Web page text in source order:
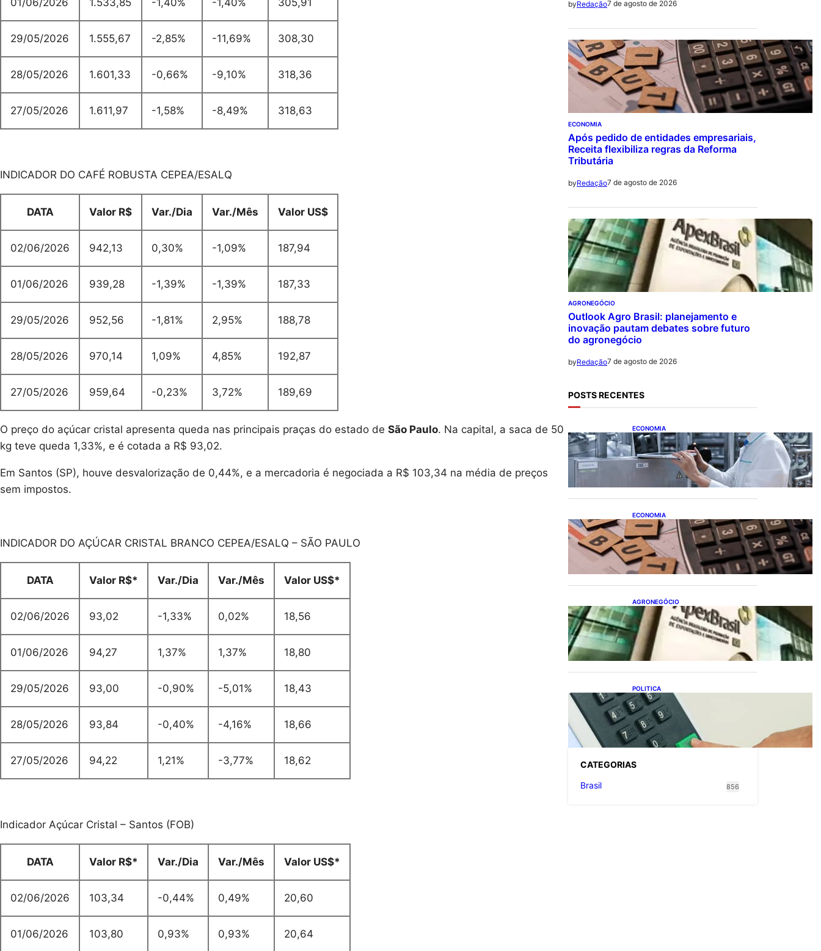
29/05/2026 1.555,67 -2,85% -11,69% 308,30
28/05/2026 1.601,33 -0,66% -9,10% 318,36
27/05/2026 1.611,97 -1,58% -8,49% 318,63
INDICADOR DO CAFÉ ROBUSTA CEPEA/ESALQ
DATA Valor R$ Var./Dia Var./Mês Valor US$
02/06/2026 942,13 0,30% -1,09% 187,94
01/06/2026 939,28 -1,39% -1,39% 187,33
29/05/2026 952,56 -1,81% 2,95% 188,78
28/05/2026 970,14 1,09% 4,85% 192,87
27/05/2026 959,64 -0,23% 3,72% 189,69
O preço do açúcar cristal apresenta queda nas principais praças do estado de São Paulo. Na capital, a saca de 50
kg teve queda 1,33%, e é cotada a R$ 93,02.
Em Santos (SP), houve desvalorização de 0,44%, e a mercadoria é negociada a R$ 103,34 na média de preços
sem impostos.
INDICADOR DO AÇÚCAR CRISTAL BRANCO CEPEA/ESALQ – SÃO PAULO
DATA Valor R$* Var./Dia Var./Mês Valor US$*
02/06/2026 93,02 -1,33% 0,02% 18,56
01/06/2026 94,27 1,37% 1,37% 18,80
29/05/2026 93,00 -0,90% -5,01% 18,43
28/05/2026 93,84 -0,40% -4,16% 18,66
27/05/2026 94,22 1,21% -3,77% 18,62
Indicador Açúcar Cristal – Santos (FOB)
DATA Valor R$* Var./Dia Var./Mês Valor US$*
02/06/2026 103,34 -0,44% 0,49% 20,60
01/06/2026 103,80 0,93% 0,93% 20,64
byRedação7 de agosto de 2026
ECONOMIA
Após pedido de entidades empresariais,
Receita flexibiliza regras da Reforma
Tributária
byRedação7 de agosto de 2026
AGRONEGÓCIO
Outlook Agro Brasil: planejamento e
inovação pautam debates sobre futuro
do agronegócio
byRedação7 de agosto de 2026
POSTS RECENTES
ECONOMIA
CNI: indústria investe em
máquinas novas, mas
modernização tecnológica
avança lentamente
ECONOMIA
Após pedido de entidades
empresariais, Receita
flexibiliza regras da
Reforma Tributária
AGRONEGÓCIO
Outlook Agro Brasil:
planejamento e inovação
pautam debates sobre
futuro do agronegócio
POLITICA
Viracasacas? Em 2022, 259
municípios votaram mais
em Lula no 1º turno e em
Jair no 2º
CATEGORIAS
Brasil
856